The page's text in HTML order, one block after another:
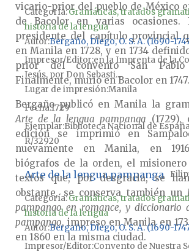
vicario-prior del pueblo de México
de Bacolor en varias ocasiones.
presidente del capítulo provincial
en Manila en 1728, y en 1734
prior del convento San
Finalmente, murió en Bacolor en 1747.
Bergaño publicó en Manila la
Arte de la lengua pampanga (1729),
edición se imprimió en
nuevamente en Manila, en
biógrafos de la orden, el misionero
textos que, por desgracia, se
obstante, se conserva también un
pampango en romance, y diccionario
pampango, impreso en Manila en
en 1860 en la misma ciudad.
Categoría:Gramáticas, tratados
historia de la lengua
AutorBergaño, Diego, O. S. A. (1690-
Impresor/Editor en la Imprenta de la
Iesús, por Don Sebasti...
Lugar de impresiónManila
Fecha1729
Ejemplar Biblioteca Nacional de
R/32920
Arte de la lengua pampanga
Categoría:Gramáticas, tratados
historia de la lengua
AutorBergaño, Diego, O. S. A. (1690-
Impresor/Editor Convento de Nuestra